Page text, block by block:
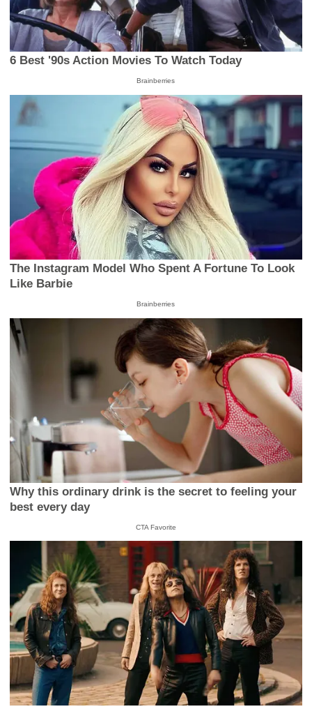
6 Best '90s Action Movies To Watch Today
Brainberries
The Instagram Model Who Spent A Fortune To Look
Like Barbie
Brainberries
Why this ordinary drink is the secret to feeling your
best every day
CTA Favorite